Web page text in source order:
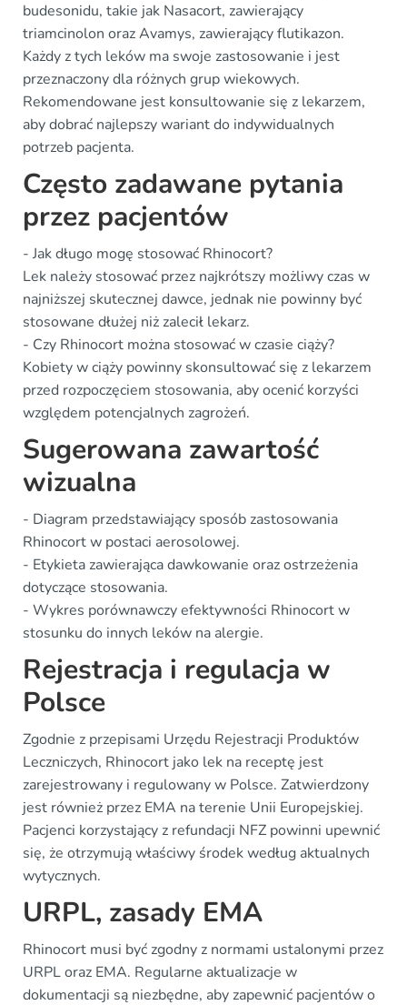
budesonidu, takie jak Nasacort, zawierający
triamcinolon oraz Avamys, zawierający flutikazon.
Każdy z tych leków ma swoje zastosowanie i jest
przeznaczony dla różnych grup wiekowych.
Rekomendowane jest konsultowanie się z lekarzem,
aby dobrać najlepszy wariant do indywidualnych
potrzeb pacjenta.
Często zadawane pytania
przez pacjentów
- Jak długo mogę stosować Rhinocort?
Lek należy stosować przez najkrótszy możliwy czas w
najniższej skutecznej dawce, jednak nie powinny być
stosowane dłużej niż zalecił lekarz.
- Czy Rhinocort można stosować w czasie ciąży?
Kobiety w ciąży powinny skonsultować się z lekarzem
przed rozpoczęciem stosowania, aby ocenić korzyści
względem potencjalnych zagrożeń.
Sugerowana zawartość
wizualna
- Diagram przedstawiający sposób zastosowania
Rhinocort w postaci aerosolowej.
- Etykieta zawierająca dawkowanie oraz ostrzeżenia
dotyczące stosowania.
- Wykres porównawczy efektywności Rhinocort w
stosunku do innych leków na alergie.
Rejestracja i regulacja w
Polsce
Zgodnie z przepisami Urzędu Rejestracji Produktów
Leczniczych, Rhinocort jako lek na receptę jest
zarejestrowany i regulowany w Polsce. Zatwierdzony
jest również przez EMA na terenie Unii Europejskiej.
Pacjenci korzystający z refundacji NFZ powinni upewnić
się, że otrzymują właściwy środek według aktualnych
wytycznych.
URPL, zasady EMA
Rhinocort musi być zgodny z normami ustalonymi przez
URPL oraz EMA. Regularne aktualizacje w
dokumentacji są niezbędne, aby zapewnić pacjentów o